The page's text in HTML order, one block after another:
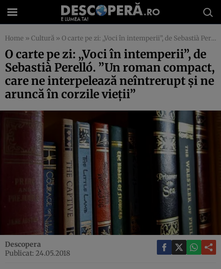
Home » Cultură » O carte pe zi: „Voci în intemperii”, de Sebastià Perelló. ”Un roman compact, care ne interpelează neîntrerupt şi ne aruncă în corzile vieţii”
O carte pe zi: „Voci în intemperii”, de
Sebastià Perelló. ”Un roman compact,
care ne interpelează neîntrerupt şi ne
aruncă în corzile vieţii”
Descopera
Publicat: 24.05.2018